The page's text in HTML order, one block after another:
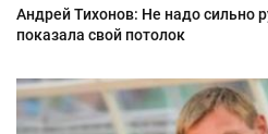
Андрей Тихонов: Не надо сильно
показала свой потолок